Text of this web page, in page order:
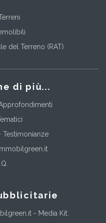
del Terreno (RAT)
di più...
Testimonianze
- Media Kit: